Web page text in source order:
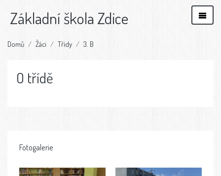
Základní škola Zdice
Domů Žáci Třídy 3. B
O třídě
Fotogalerie